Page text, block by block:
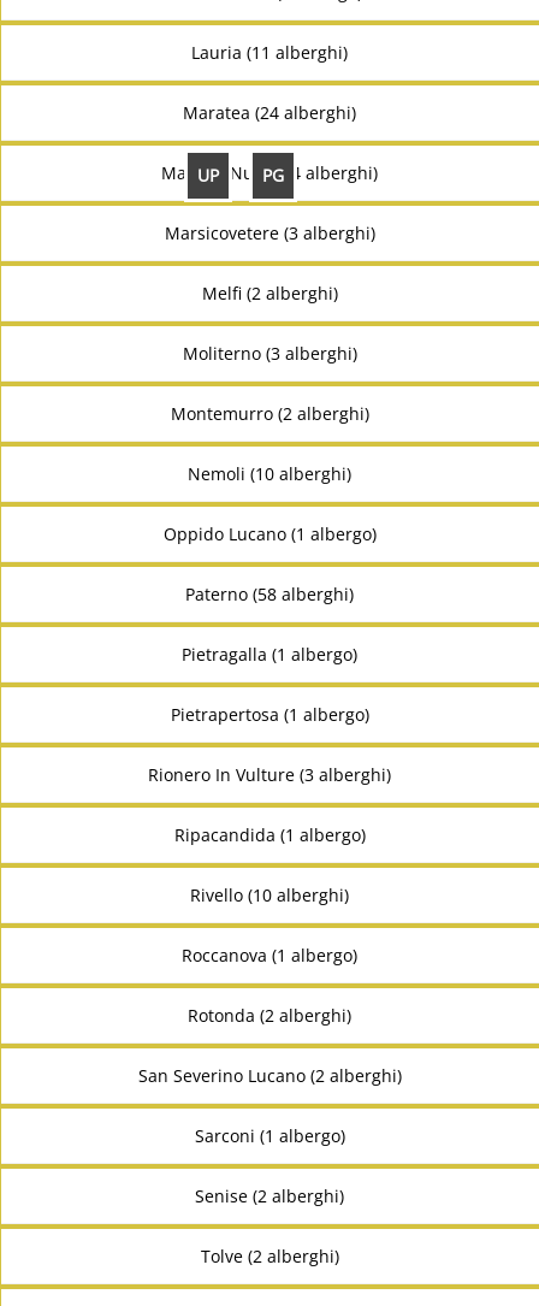
UP PG
Lauria (11 alberghi)
Maratea (24 alberghi)
Marsico Nuovo (4 alberghi)
Marsicovetere (3 alberghi)
Melfi (2 alberghi)
Moliterno (3 alberghi)
Montemurro (2 alberghi)
Nemoli (10 alberghi)
Oppido Lucano (1 albergo)
Paterno (58 alberghi)
Pietragalla (1 albergo)
Pietrapertosa (1 albergo)
Rionero In Vulture (3 alberghi)
Ripacandida (1 albergo)
Rivello (10 alberghi)
Roccanova (1 albergo)
Rotonda (2 alberghi)
San Severino Lucano (2 alberghi)
Sarconi (1 albergo)
Senise (2 alberghi)
Tolve (2 alberghi)